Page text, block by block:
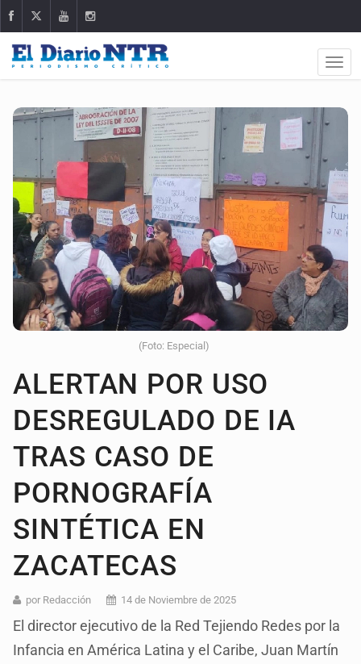
(Foto: Especial)
ALERTAN POR USO
DESREGULADO DE IA
TRAS CASO DE
PORNOGRAFÍA
SINTÉTICA EN
ZACATECAS
por Redacción 14 de Noviembre de 2025
El director ejecutivo de la Red Tejiendo Redes por la
Infancia en América Latina y el Caribe, Juan Martín